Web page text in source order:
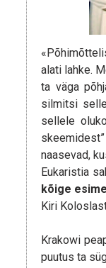
alati lahke.
ta väga
silmitsi
sellele
naasevad,
Eukaristia
kõige
Kiri
Krakowi
puutus ta